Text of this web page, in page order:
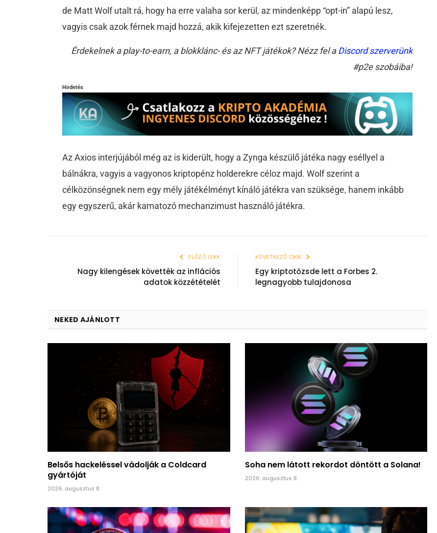
de Matt Wolf utalt rá, hogy ha erre valaha sor kerül, az mindenképp “opt-in” alapú lesz,
vagyis csak azok férnek majd hozzá, akik kifejezetten ezt szeretnék.
Érdekelnek a play-to-earn, a blokklánc- és az NFT játékok? Nézz fel aDiscord szerverünk
#p2e szobáiba!
Hirdetés
Az Axios interjújából még az is kiderült, hogy a Zynga készülő játéka nagy eséllyel a
bálnákra, vagyis a vagyonos kriptopénz holderekre céloz majd. Wolf szerint a
célközönségnek nem egy mély játékélményt kínáló játékra van szüksége, hanem inkább
egy egyszerű, akár kamatozó mechanzimust használó játékra.
ELŐZŐ CIKK
Nagy kilengések követték az inflációs
adatok közzétételét
KÖVETKEZŐ CIKK
Egy kriptotőzsde lett a Forbes 2.
legnagyobb tulajdonosa
NEKED AJÁNLOTT
Belsős hackeléssel vádolják a Coldcard
gyártóját
2026. augusztus 8.
Soha nem látott rekordot döntött a Solana!
2026. augusztus 8.